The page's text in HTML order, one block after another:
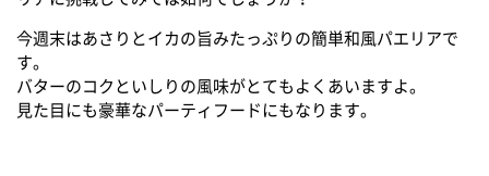
今週末はあさりとイカの旨みたっぷりの簡単和風パエリアで
す。
バターのコクといしりの風味がとてもよくあいますよ。
見た目にも豪華なパーティフードにもなります。